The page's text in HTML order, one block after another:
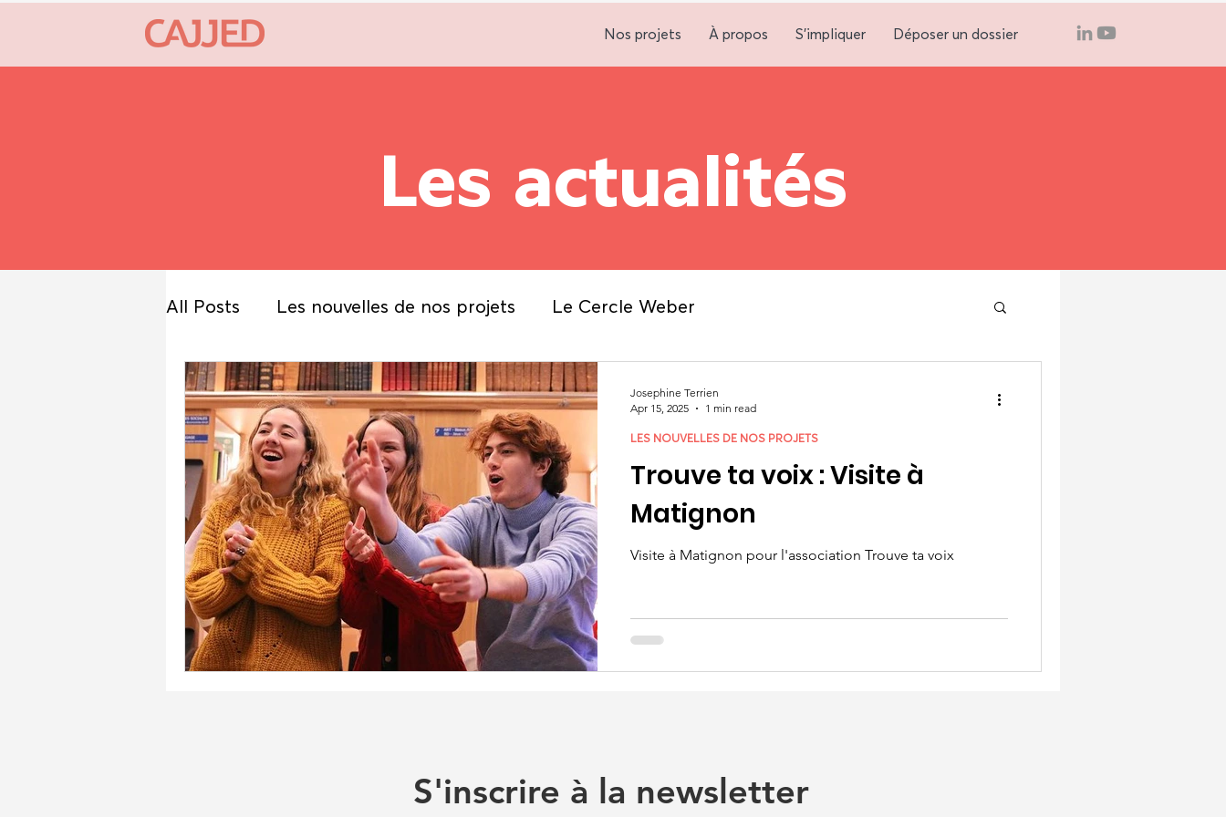
Nos projets À propos S'impliquer Déposer un dossier
Les actualités
All Posts Les nouvelles de nos projets Le Cercle Weber
Trouve ta voix : Visite à
Matignon
Visite à Matignon pour l'association Trouve ta voix
LES NOUVELLES DE NOS PROJETS
Josephine Terrien
Apr 15, 2025
1 min read
S'inscrire à la newsletter